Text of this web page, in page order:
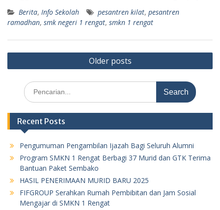
Berita, Info Sekolah pesantren kilat, pesantren
ramadhan, smk negeri 1 rengat, smkn 1 rengat
Posts
navigation
Older posts
Search
for:
Recent Posts
Pengumuman Pengambilan Ijazah Bagi Seluruh Alumni
Program SMKN 1 Rengat Berbagi 37 Murid dan GTK Terima
Bantuan Paket Sembako
HASIL PENERIMAAN MURID BARU 2025
FIFGROUP Serahkan Rumah Pembibitan dan Jam Sosial
Mengajar di SMKN 1 Rengat